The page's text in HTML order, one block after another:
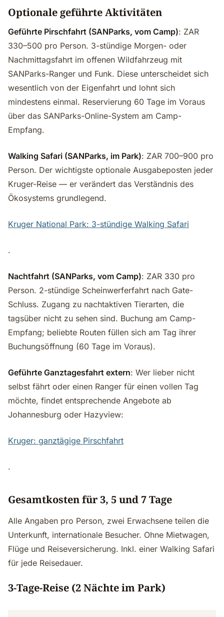
Optionale geführte Aktivitäten
Geführte Pirschfahrt (SANParks, vom Camp): ZAR
330–500 pro Person. 3-stündige Morgen- oder
Nachmittagsfahrt im offenen Wildfahrzeug mit
SANParks-Ranger und Funk. Diese unterscheidet sich
wesentlich von der Eigenfahrt und lohnt sich
mindestens einmal. Reservierung 60 Tage im Voraus
über das SANParks-Online-System am Camp-
Empfang.
Walking Safari (SANParks, im Park): ZAR 700–900 pro
Person. Der wichtigste optionale Ausgabeposten jeder
Kruger-Reise — er verändert das Verständnis des
Ökosystems grundlegend.
Kruger National Park: 3-stündige Walking Safari
.
Nachtfahrt (SANParks, vom Camp): ZAR 330 pro
Person. 2-stündige Scheinwerferfahrt nach Gate-
Schluss. Zugang zu nachtaktiven Tierarten, die
tagsüber nicht zu sehen sind. Buchung am Camp-
Empfang; beliebte Routen füllen sich am Tag ihrer
Buchungsöffnung (60 Tage im Voraus).
Geführte Ganztagesfahrt extern: Wer lieber nicht
selbst fährt oder einen Ranger für einen vollen Tag
möchte, findet entsprechende Angebote ab
Johannesburg oder Hazyview:
Kruger: ganztägige Pirschfahrt
.
Gesamtkosten für 3, 5 und 7 Tage
Alle Angaben pro Person, zwei Erwachsene teilen die
Unterkunft, internationale Besucher. Ohne Mietwagen,
Flüge und Reiseversicherung. Inkl. einer Walking Safari
für jede Reisedauer.
3-Tage-Reise (2 Nächte im Park)